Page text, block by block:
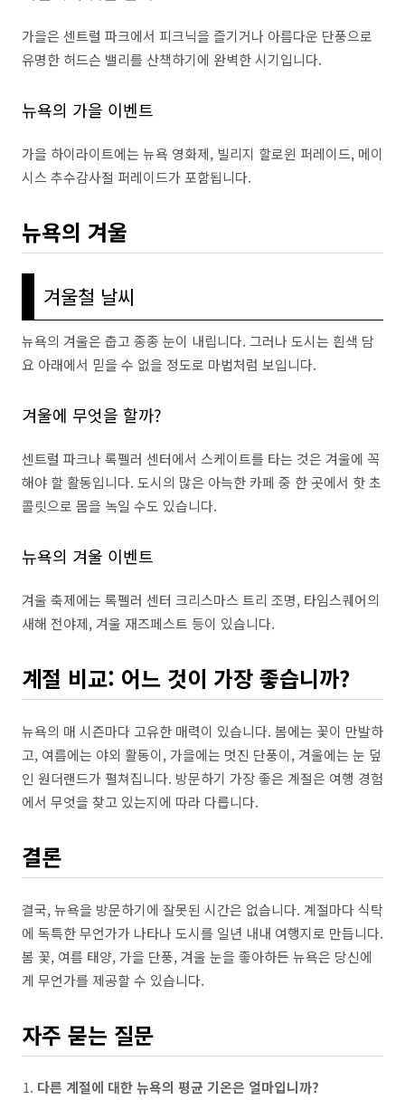
가을은 센트럴 파크에서 피크닉을 즐기거나 아름다운 단풍으로
유명한 허드슨 밸리를 산책하기에 완벽한 시기입니다.
뉴욕의 가을 이벤트
가을 하이라이트에는 뉴욕 영화제, 빌리지 할로윈 퍼레이드, 메이
시스 추수감사절 퍼레이드가 포함됩니다.
뉴욕의 겨울
겨울철 날씨
뉴욕의 겨울은 춥고 종종 눈이 내립니다. 그러나 도시는 흰색 담
요 아래에서 믿을 수 없을 정도로 마법처럼 보입니다.
겨울에 무엇을 할까?
센트럴 파크나 록펠러 센터에서 스케이트를 타는 것은 겨울에 꼭
해야 할 활동입니다. 도시의 많은 아늑한 카페 중 한 곳에서 핫 초
콜릿으로 몸을 녹일 수도 있습니다.
뉴욕의 겨울 이벤트
겨울 축제에는 록펠러 센터 크리스마스 트리 조명, 타임스퀘어의
새해 전야제, 겨울 재즈페스트 등이 있습니다.
계절 비교: 어느 것이 가장 좋습니까?
뉴욕의 매 시즌마다 고유한 매력이 있습니다. 봄에는 꽃이 만발하
고, 여름에는 야외 활동이, 가을에는 멋진 단풍이, 겨울에는 눈 덮
인 원더랜드가 펼쳐집니다. 방문하기 가장 좋은 계절은 여행 경험
에서 무엇을 찾고 있는지에 따라 다릅니다.
결론
결국, 뉴욕을 방문하기에 잘못된 시간은 없습니다. 계절마다 식탁
에 독특한 무언가가 나타나 도시를 일년 내내 여행지로 만듭니다.
봄 꽃, 여름 태양, 가을 단풍, 겨울 눈을 좋아하든 뉴욕은 당신에
게 무언가를 제공할 수 있습니다.
자주 묻는 질문
다른 계절에 대한 뉴욕의 평균 기온은 얼마입니까?